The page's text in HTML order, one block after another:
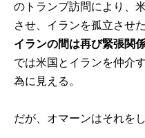
のトランプ訪問により、
させ、イランを孤立させ
イランの間は再び緊張関
では米国とイランを仲介
為に見える。
だが、オマーンはそれを